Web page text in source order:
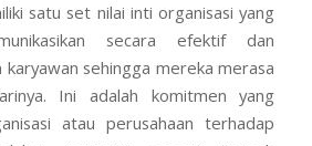
satu set nilai inti organisasi yang
secara efektif dan
karyawan sehingga mereka merasa
Ini adalah komitmen yang
atau perusahaan terhadap